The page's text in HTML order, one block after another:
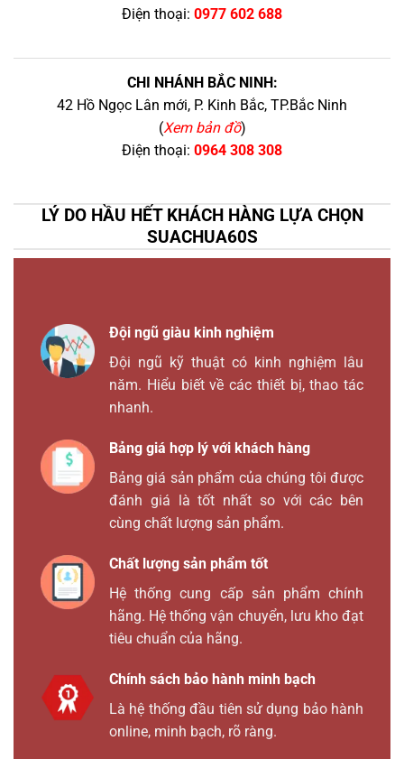
Điện thoại: 0977 602 688
CHI NHÁNH BẮC NINH:
42 Hồ Ngọc Lân mới, P. Kinh Bắc, TP.Bắc Ninh
(Xem bản đồ)
Điện thoại: 0964 308 308
LÝ DO HẦU HẾT KHÁCH HÀNG LỰA CHỌN
SUACHUA60S
Đội ngũ giàu kinh nghiệm
Đội ngũ kỹ thuật có kinh nghiệm lâu
năm. Hiểu biết về các thiết bị, thao tác
nhanh.
Bảng giá hợp lý với khách hàng
Bảng giá sản phẩm của chúng tôi được
đánh giá là tốt nhất so với các bên
cùng chất lượng sản phẩm.
Chất lượng sản phẩm tốt
Hệ thống cung cấp sản phẩm chính
hãng. Hệ thống vận chuyển, lưu kho đạt
tiêu chuẩn của hãng.
Chính sách bảo hành minh bạch
Là hệ thống đầu tiên sử dụng bảo hành
online, minh bạch, rõ ràng.